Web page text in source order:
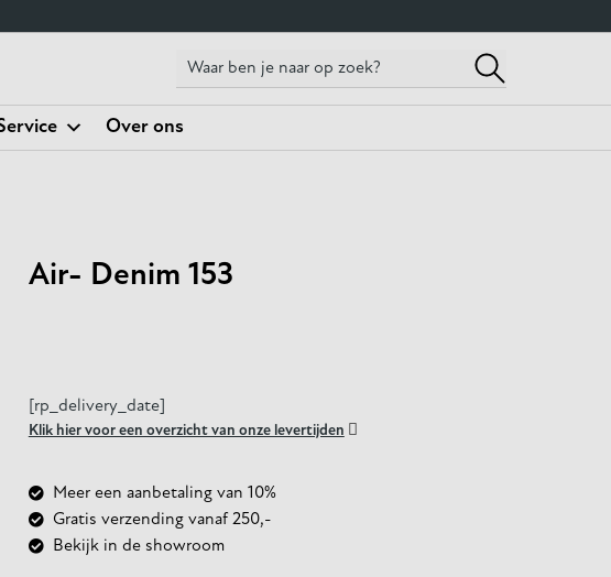
Over ons
Air- Denim 153
[rp_delivery_date]
Klik hier voor een overzicht van onze levertijden 
Meer een aanbetaling van 10%
Gratis verzending vanaf 250,-
Bekijk in de showroom